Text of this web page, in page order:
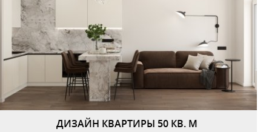
ДИЗАЙН КВАРТИРЫ 50 КВ. М